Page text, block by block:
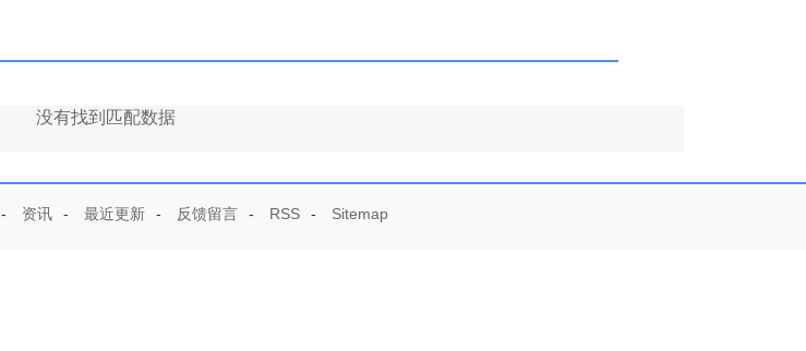
没有找到匹配数据
- 资讯 - 最近更新 - 反馈留言 - RSS - Sitemap